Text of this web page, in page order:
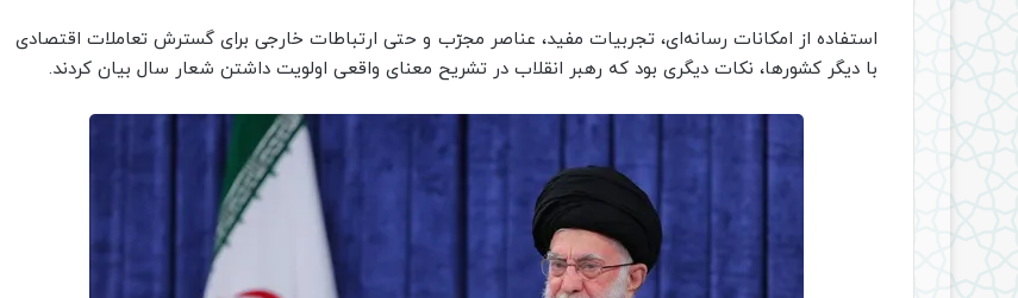
استفاده از امکانات رسانه‌ای، تجربیات مفید، عناصر مجرّب و حتی ارتباطات خارجی برای گسترش تعاملات اقتصادی
با دیگر کشورها، نکات دیگری بود که رهبر انقلاب در تشریح معنای واقعی اولویت داشتن شعار سال بیان کردند.